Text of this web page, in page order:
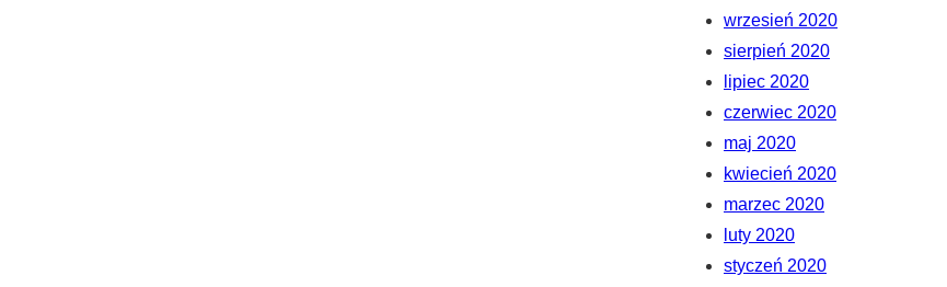
wrzesień 2020
sierpień 2020
lipiec 2020
czerwiec 2020
maj 2020
kwiecień 2020
marzec 2020
luty 2020
styczeń 2020